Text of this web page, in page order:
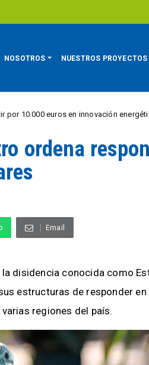
NOSOTROS NUESTROS PROYECTOS
en innovación energética
ordena
Email
disidencia conocida como
estructuras de responder en
regiones del país.